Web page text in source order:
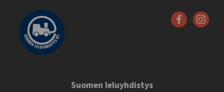
Suomen leluyhdistys